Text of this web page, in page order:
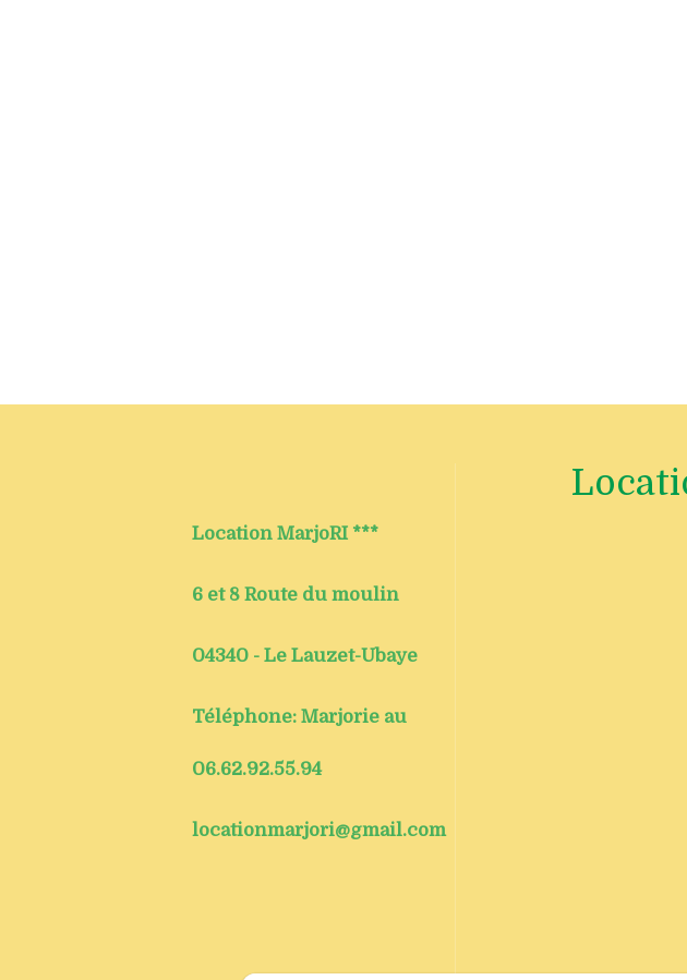
Location MarjoRI ***
6 et 8 Route du moulin
04340 - Le Lauzet-Ubaye
Téléphone: Marjorie au
06.62.92.55.94
locationmarjori@gmail.com